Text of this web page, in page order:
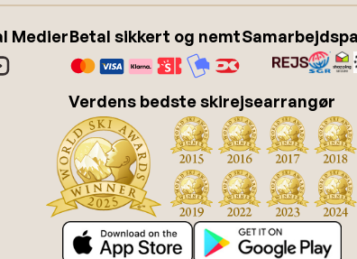
MedierBetal sikkert og nemt
Verdens bedste skirejsearrangør